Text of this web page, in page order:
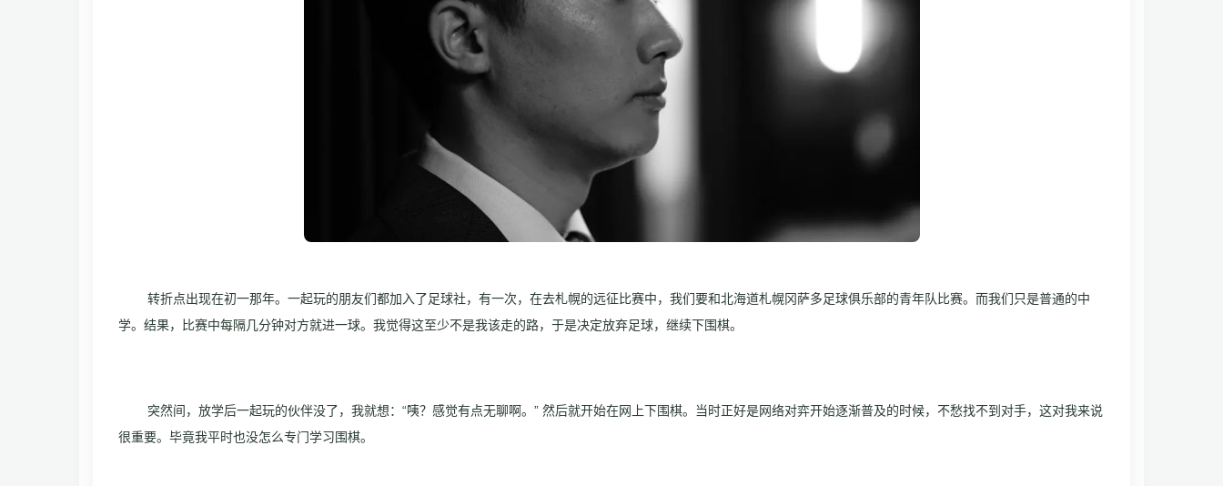
转折点出现在初一那年。一起玩的朋友们都加入了足球社，有一次，在去札幌的远征比赛中，我们要和北海道札幌冈萨多足球俱乐部的青年队比赛。而我们只是普通的中
学。结果，比赛中每隔几分钟对方就进一球。我觉得这至少不是我该走的路，于是决定放弃足球，继续下围棋。
突然间，放学后一起玩的伙伴没了，我就想：“咦？感觉有点无聊啊。” 然后就开始在网上下围棋。当时正好是网络对弈开始逐渐普及的时候，不愁找不到对手，这对我来说
很重要。毕竟我平时也没怎么专门学习围棋。